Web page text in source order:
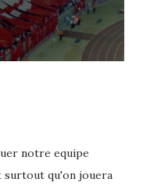
notre equipe
surtout qu'on jouera